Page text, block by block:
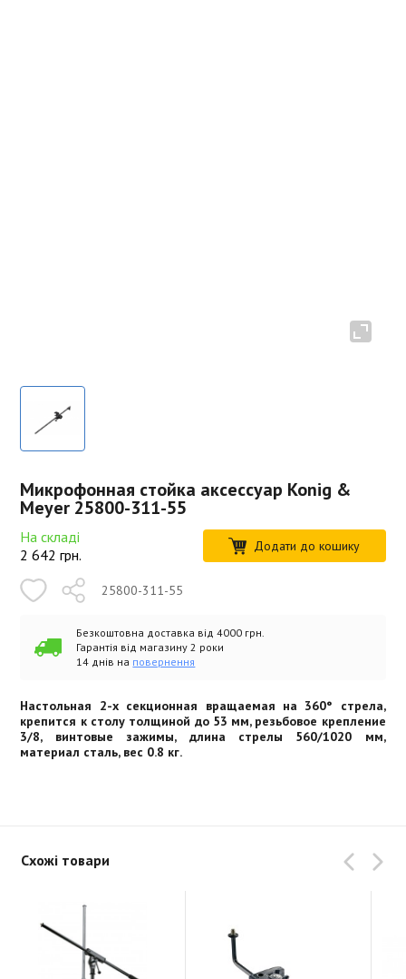
Микрофонная стойка аксессуар Konig &
Meyer 25800-311-55
На складі
2 642 грн. Додати до кошику
25800-311-55
Безкоштовна доставка від 4000 грн.
Гарантія від магазину 2 роки
14 днів на повернення
Настольная 2-х секционная вращаемая на 360° стрела,
крепится к столу толщиной до 53 мм, резьбовое крепление
3/8, винтовые зажимы, длина стрелы 560/1020 мм,
материал сталь, вес 0.8 кг.
Схожі товари